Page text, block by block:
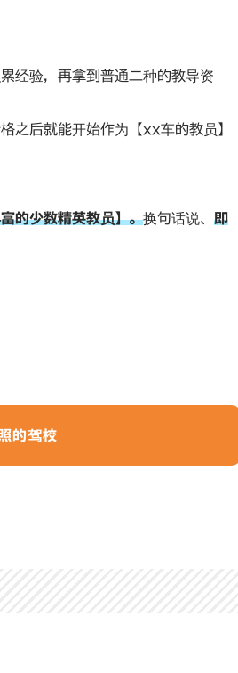
经验，再拿到普通二种的教导资
之后就能开始作为【xx车的教员】
的少数精英教员】。换句话说、 即
的驾校